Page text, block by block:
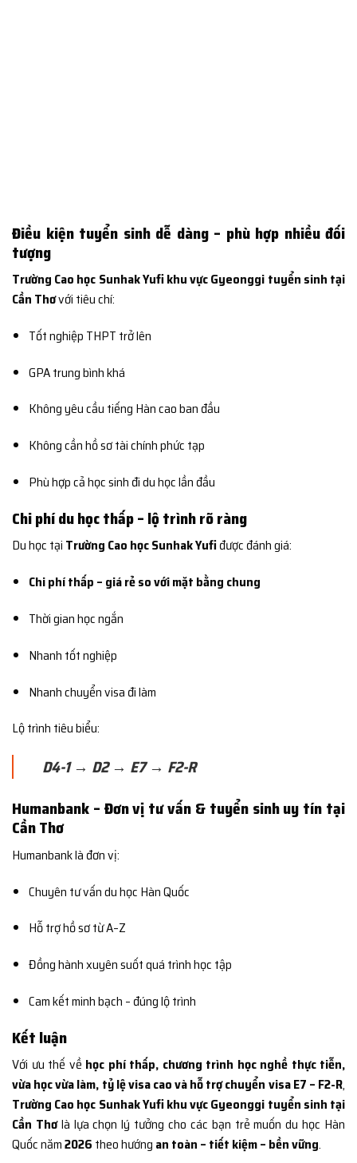
Điều kiện tuyển sinh dễ dàng – phù hợp nhiều đối
tượng
Trường Cao học Sunhak Yufi khu vực Gyeonggi tuyển sinh tại
Cần Thơvới tiêu chí:
Tốt nghiệp THPT trở lên
GPA trung bình khá
Không yêu cầu tiếng Hàn cao ban đầu
Không cần hồ sơ tài chính phức tạp
Phù hợp cả học sinh đi du học lần đầu
Chi phí du học thấp – lộ trình rõ ràng
Du học tại Trường Cao học Sunhak Yufiđược đánh giá:
Chi phí thấp – giá rẻ so với mặt bằng chung
Thời gian học ngắn
Nhanh tốt nghiệp
Nhanh chuyển visa đi làm
Lộ trình tiêu biểu:
D4-1 → D2 → E7 → F2-R
Humanbank – Đơn vị tư vấn & tuyển sinh uy tín tại
Cần Thơ
Humanbank là đơn vị:
Chuyên tư vấn du học Hàn Quốc
Hỗ trợ hồ sơ từ A–Z
Đồng hành xuyên suốt quá trình học tập
Cam kết minh bạch – đúng lộ trình
Kết luận
Với ưu thế về học phí thấp, chương trình học nghề thực tiễn,
vừa học vừa làm, tỷ lệ visa cao và hỗ trợ chuyển visa E7 – F2-R,
Trường Cao học Sunhak Yufi khu vực Gyeonggi tuyển sinh tại
Cần Thơlà lựa chọn lý tưởng cho các bạn trẻ muốn du học Hàn
Quốc năm2026 theo hướng an toàn – tiết kiệm – bền vững.